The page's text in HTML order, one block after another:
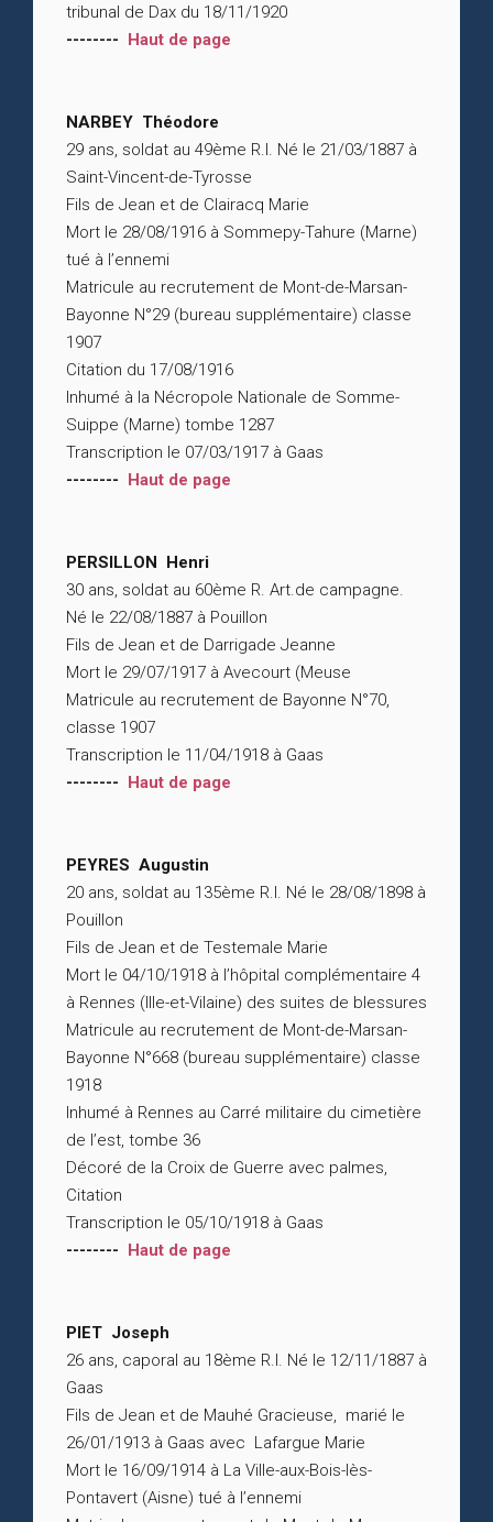
tribunal de Dax du 18/11/1920
-------- Haut de page
NARBEY Théodore
29 ans, soldat au 49ème R.I. Né le 21/03/1887 à
Saint-Vincent-de-Tyrosse
Fils de Jean et de Clairacq Marie
Mort le 28/08/1916 à Sommepy-Tahure (Marne)
tué à l’ennemi
Matricule au recrutement de Mont-de-Marsan-
Bayonne N°29 (bureau supplémentaire) classe
1907
Citation du 17/08/1916
Inhumé à la Nécropole Nationale de Somme-
Suippe (Marne) tombe 1287
Transcription le 07/03/1917 à Gaas
-------- Haut de page
PERSILLON Henri
30 ans, soldat au 60ème R. Art.de campagne.
Né le 22/08/1887 à Pouillon
Fils de Jean et de Darrigade Jeanne
Mort le 29/07/1917 à Avecourt (Meuse
Matricule au recrutement de Bayonne N°70,
classe 1907
Transcription le 11/04/1918 à Gaas
-------- Haut de page
PEYRES Augustin
20 ans, soldat au 135ème R.I. Né le 28/08/1898 à
Pouillon
Fils de Jean et de Testemale Marie
Mort le 04/10/1918 à l’hôpital complémentaire 4
à Rennes (Ille-et-Vilaine) des suites de blessures
Matricule au recrutement de Mont-de-Marsan-
Bayonne N°668 (bureau supplémentaire) classe
1918
Inhumé à Rennes au Carré militaire du cimetière
de l’est, tombe 36
Décoré de la Croix de Guerre avec palmes,
Citation
Transcription le 05/10/1918 à Gaas
-------- Haut de page
PIET Joseph
26 ans, caporal au 18ème R.I. Né le 12/11/1887 à
Gaas
Fils de Jean et de Mauhé Gracieuse, marié le
26/01/1913 à Gaas avec Lafargue Marie
Mort le 16/09/1914 à La Ville-aux-Bois-lès-
Pontavert (Aisne) tué à l’ennemi